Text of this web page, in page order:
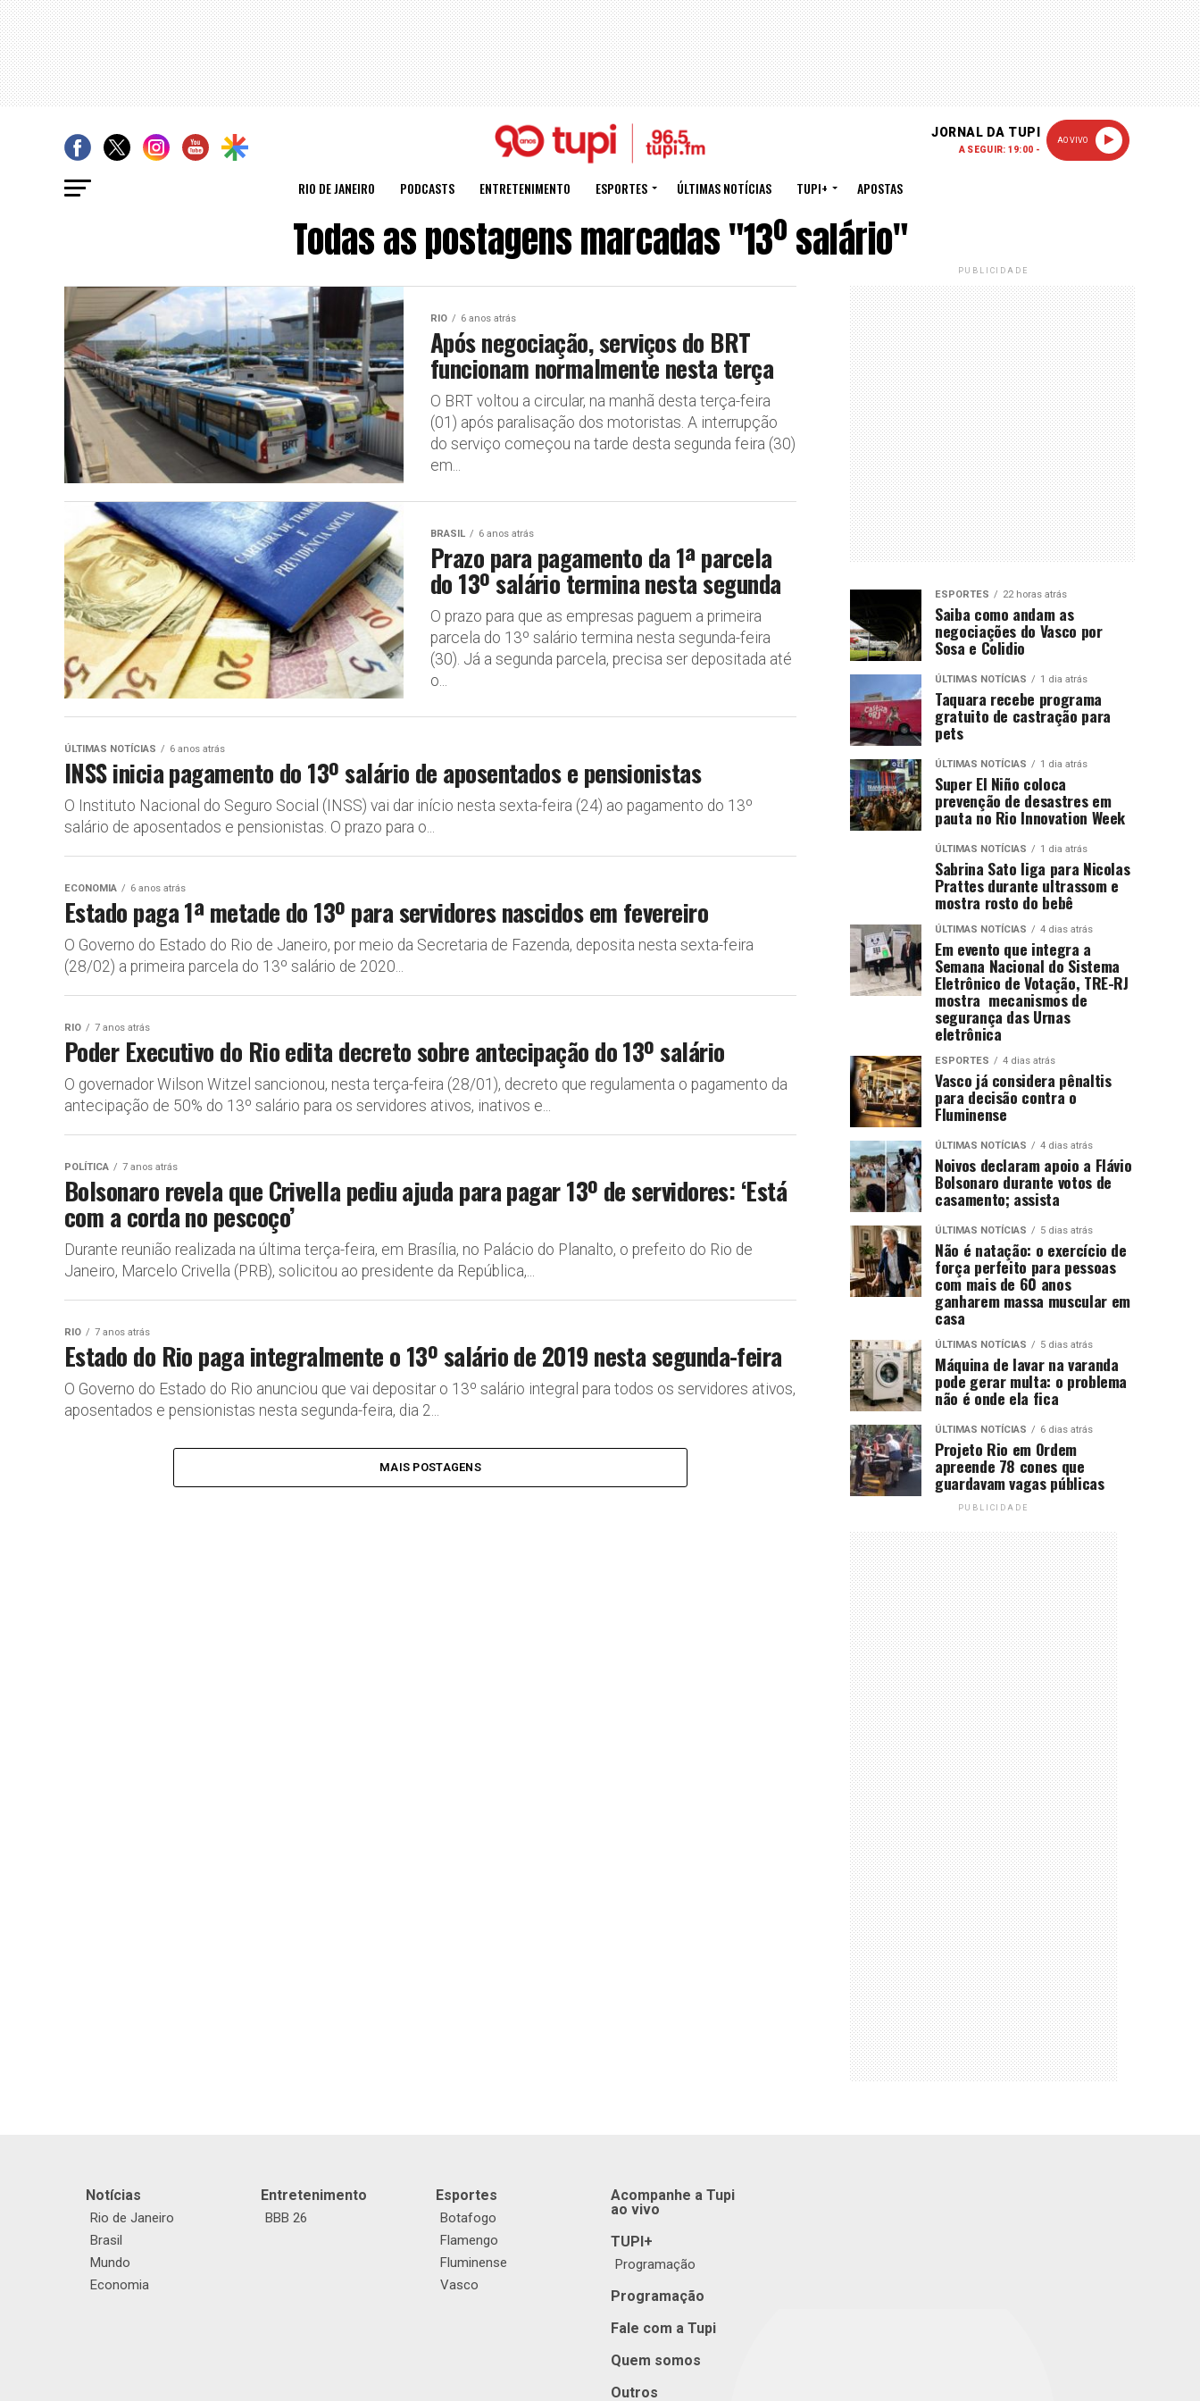
JORNAL DA TUPI
A SEGUIR: 19:00 -
AO VIVO
RIO DE JANEIRO PODCASTS ENTRETENIMENTO ESPORTES ÚLTIMAS NOTÍCIAS TUPI+ APOSTAS
Todas as postagens marcadas "13º salário"
RIO 6 anos atrás
Após negociação, serviços do BRT
funcionam normalmente nesta terça
O BRT voltou a circular, na manhã desta terça-feira
(01) após paralisação dos motoristas. A interrupção
do serviço começou na tarde desta segunda feira (30)
em...
BRASIL 6 anos atrás
Prazo para pagamento da 1ª parcela
do 13º salário termina nesta segunda
O prazo para que as empresas paguem a primeira
parcela do 13º salário termina nesta segunda-feira
(30). Já a segunda parcela, precisa ser depositada até
o...
ÚLTIMAS NOTÍCIAS 6 anos atrás
INSS inicia pagamento do 13º salário de aposentados e pensionistas
O Instituto Nacional do Seguro Social (INSS) vai dar início nesta sexta-feira (24) ao pagamento do 13º
salário de aposentados e pensionistas. O prazo para o...
ECONOMIA 6 anos atrás
Estado paga 1ª metade do 13º para servidores nascidos em fevereiro
O Governo do Estado do Rio de Janeiro, por meio da Secretaria de Fazenda, deposita nesta sexta-feira
(28/02) a primeira parcela do 13º salário de 2020...
RIO 7 anos atrás
Poder Executivo do Rio edita decreto sobre antecipação do 13º salário
O governador Wilson Witzel sancionou, nesta terça-feira (28/01), decreto que regulamenta o pagamento da
antecipação de 50% do 13º salário para os servidores ativos, inativos e...
POLÍTICA 7 anos atrás
Bolsonaro revela que Crivella pediu ajuda para pagar 13º de servidores: ‘Está
com a corda no pescoço’
Durante reunião realizada na última terça-feira, em Brasília, no Palácio do Planalto, o prefeito do Rio de
Janeiro, Marcelo Crivella (PRB), solicitou ao presidente da República,...
RIO 7 anos atrás
Estado do Rio paga integralmente o 13º salário de 2019 nesta segunda-feira
O Governo do Estado do Rio anunciou que vai depositar o 13º salário integral para todos os servidores ativos,
aposentados e pensionistas nesta segunda-feira, dia 2...
MAIS POSTAGENS
PUBLICIDADE
ESPORTES 22 horas atrás
Saiba como andam as
negociações do Vasco por
Sosa e Colidio
ÚLTIMAS NOTÍCIAS 1 dia atrás
Taquara recebe programa
gratuito de castração para
pets
ÚLTIMAS NOTÍCIAS 1 dia atrás
Super El Niño coloca
prevenção de desastres em
pauta no Rio Innovation Week
ÚLTIMAS NOTÍCIAS 1 dia atrás
Sabrina Sato liga para Nicolas
Prattes durante ultrassom e
mostra rosto do bebê
ÚLTIMAS NOTÍCIAS 4 dias atrás
Em evento que integra a
Semana Nacional do Sistema
Eletrônico de Votação, TRE-RJ
mostra mecanismos de
segurança das Urnas
eletrônica
ESPORTES 4 dias atrás
Vasco já considera pênaltis
para decisão contra o
Fluminense
ÚLTIMAS NOTÍCIAS 4 dias atrás
Noivos declaram apoio a Flávio
Bolsonaro durante votos de
casamento; assista
ÚLTIMAS NOTÍCIAS 5 dias atrás
Não é natação: o exercício de
força perfeito para pessoas
com mais de 60 anos
ganharem massa muscular em
casa
ÚLTIMAS NOTÍCIAS 5 dias atrás
Máquina de lavar na varanda
pode gerar multa: o problema
não é onde ela fica
ÚLTIMAS NOTÍCIAS 6 dias atrás
Projeto Rio em Ordem
apreende 78 cones que
guardavam vagas públicas
PUBLICIDADE
Notícias
Rio de Janeiro
Brasil
Mundo
Economia
Entretenimento
BBB 26
Esportes
Botafogo
Flamengo
Fluminense
Vasco
Acompanhe a Tupi
ao vivo
TUPI+
Programação
Programação
Fale com a Tupi
Quem somos
Outros